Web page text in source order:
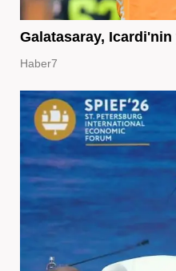
Galatasaray, Icardi'nin
Haber7